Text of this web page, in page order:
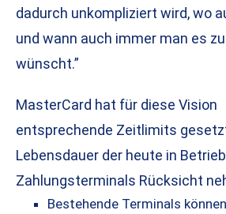
dadurch unkompliziert wird, wo
und wann auch immer man es
wünscht.”
MasterCard hat für diese Vision
entsprechende Zeitlimits
Lebensdauer der heute in
Zahlungsterminals Rücksicht
Bestehende Terminals